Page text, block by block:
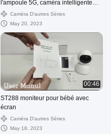
l'ampoule 5G, caméra intelligente
panoramique de dôme avec le
contrôle d'appli
Caméra D'autres Séries
May 20, 2023
00:46
ST288 moniteur pour bébé avec
écran
Caméra D'autres Séries
May 18, 2023